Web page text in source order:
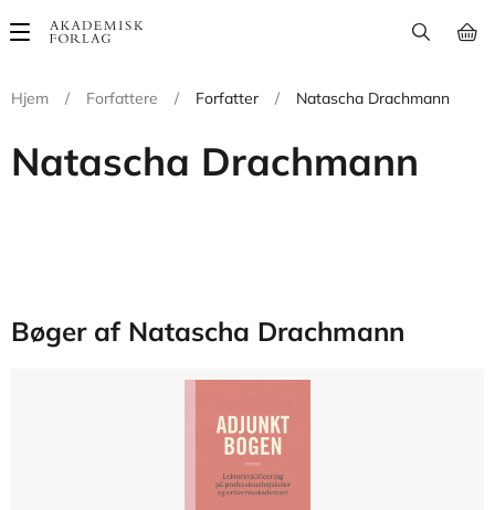
Main
Hjem
/ Forfattere / Forfatter / Natascha Drachmann
Natascha Drachmann
Bøger af Natascha Drachmann